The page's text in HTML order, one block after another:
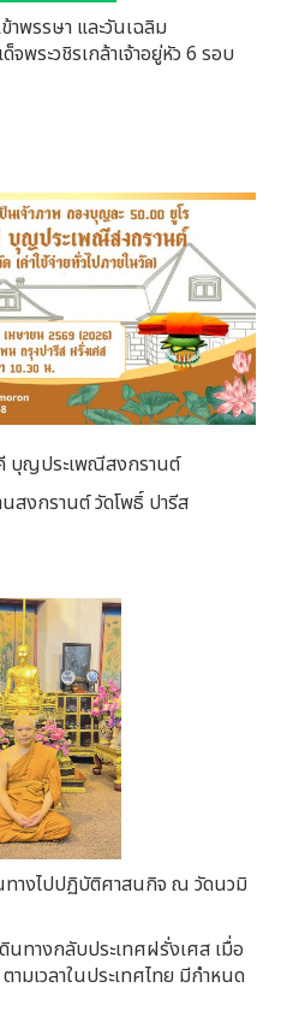
าพรรษา และวันเฉลิม
พระวชิรเกล้าเจ้าอยู่หัว 6 รอบ
บุญประเพณีสงกรานต์
งกรานต์ วัดโพธิ์ ปารีส
ทางไปปฏิบัติศาสนกิจ ณ วัดนวมิ
นทางกลับประเทศฝรั่งเศส เมื่อ
มเวลาในประเทศไทย มีกำหนด